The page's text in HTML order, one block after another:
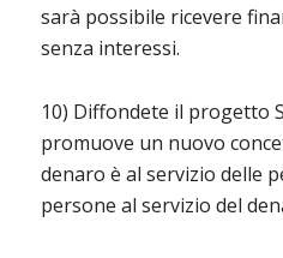
sarà possibile ricevere
senza interessi.
10) Diffondete il progetto
promuove un nuovo
denaro è al servizio delle
persone al servizio del